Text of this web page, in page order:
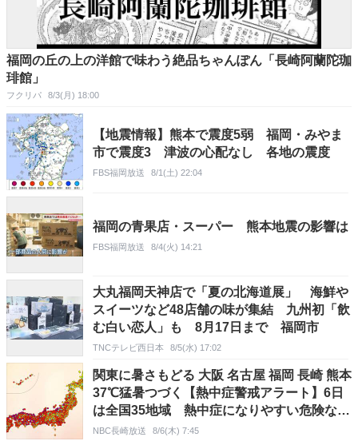
福岡の丘の上の洋館で味わう絶品ちゃんぽん「長崎阿蘭陀珈
琲館」
フクリパ 8/3(月) 18:00
【地震情報】熊本で震度5弱 福岡・みやま
市で震度3 津波の心配なし 各地の震度
FBS福岡放送 8/1(土) 22:04
福岡の青果店・スーパー 熊本地震の影響は
FBS福岡放送 8/4(火) 14:21
大丸福岡天神店で「夏の北海道展」 海鮮や
スイーツなど48店舗の味が集結 九州初「飲
む白い恋人」も 8月17日まで 福岡市
TNCテレビ西日本 8/5(水) 17:02
関東に暑さもどる 大阪 名古屋 福岡 長崎 熊本
37℃猛暑つづく【熱中症警戒アラート】6日
は全国35地域 熱中症になりやすい危険な暑
さに
NBC長崎放送 8/6(木) 7:45